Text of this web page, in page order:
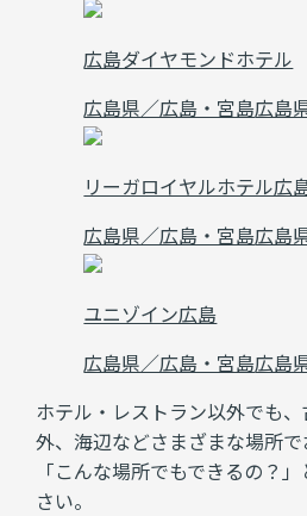
広島ダイヤモンドホテル
広島県／広島・宮島広島
リーガロイヤルホテル広
広島県／広島・宮島広島
ユニゾイン広島
広島県／広島・宮島広島
ホテル・レストラン以外でも
外、海辺などさまざまな場所で
「こんな場所でもできるの？
さい。